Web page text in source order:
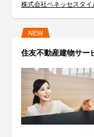
株式会社ベネッセスタ
NEW
住友不動産建物サー